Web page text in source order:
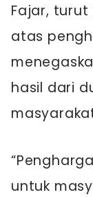
Fajar,
atas
hasil dari
untuk